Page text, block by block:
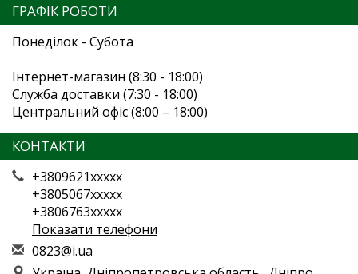
ГРАФІК РОБОТИ
Понеділок - Субота
Інтернет-магазин (8:30 - 18:00)
Служба доставки (7:30 - 18:00)
Центральний офіс (8:00 – 18:00)
КОНТАКТИ
+3809621xxxxx
+3805067xxxxx
+3806763xxxxx
Показати телефони
0823@i.ua